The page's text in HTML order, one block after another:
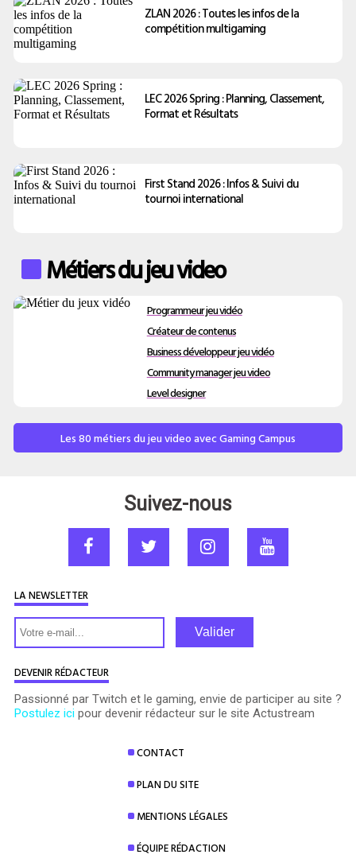
ZLAN 2026 : Toutes les infos de la
compétition multigaming
LEC 2026 Spring : Planning, Classement,
Format et Résultats
First Stand 2026 : Infos & Suivi du
tournoi international
Métiers du jeu video
Programmeur jeu vidéo
Créateur de contenus
Business développeur jeu vidéo
Community manager jeu video
Level designer
Les 80 métiers du jeu video avec Gaming Campus
CONTACT
PLAN DU SITE
MENTIONS LÉGALES
ÉQUIPE RÉDACTION
Suivez-nous
LA NEWSLETTER
Valider
DEVENIR RÉDACTEUR
Passionné par Twitch et le gaming, envie de participer au site ?
Postulez ici pour devenir rédacteur sur le site Actustream